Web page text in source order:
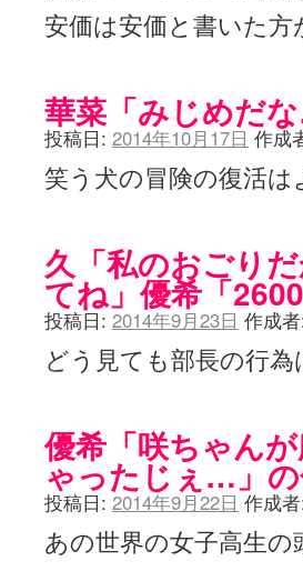
安価は安価と書いた
華菜「みじめだ
投稿日: 2014年10月17日 作成
笑う犬の冒険の復活は
久「私のおごり
てね」優希「
投稿日: 2014年9月23日 作成
どう見ても部長の行
優希「咲ちゃん
ゃったじぇ…」
投稿日: 2014年9月22日 作成
あの世界の女子高生